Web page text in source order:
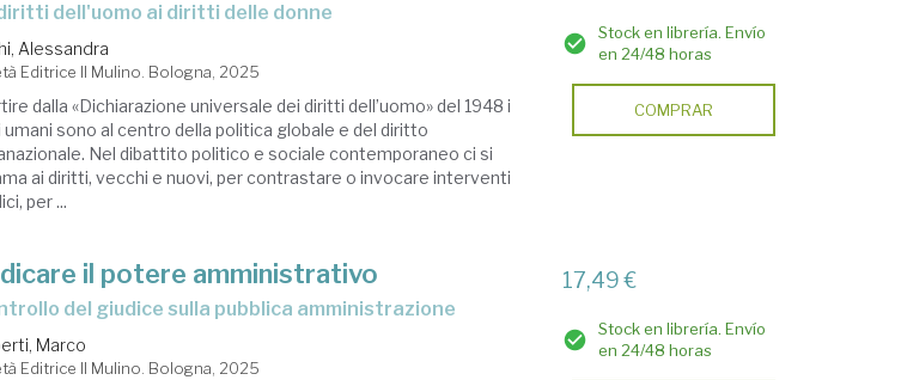
diritti dell'uomo ai diritti delle donne
Alessandra
Editrice Il Mulino. Bologna, 2025
dalla «Dichiarazione universale dei diritti dell’uomo» del 1948 i
sono al centro della politica globale e del diritto
Nel dibattito politico e sociale contemporaneo ci si
ai diritti, vecchi e nuovi, per contrastare o invocare interventi
per ...
Stock en librería. Envío
en 24/48 horas
COMPRAR
il potere amministrativo
del giudice sulla pubblica amministrazione
Marco
Editrice Il Mulino. Bologna, 2025
17,49 €
Stock en librería. Envío
en 24/48 horas